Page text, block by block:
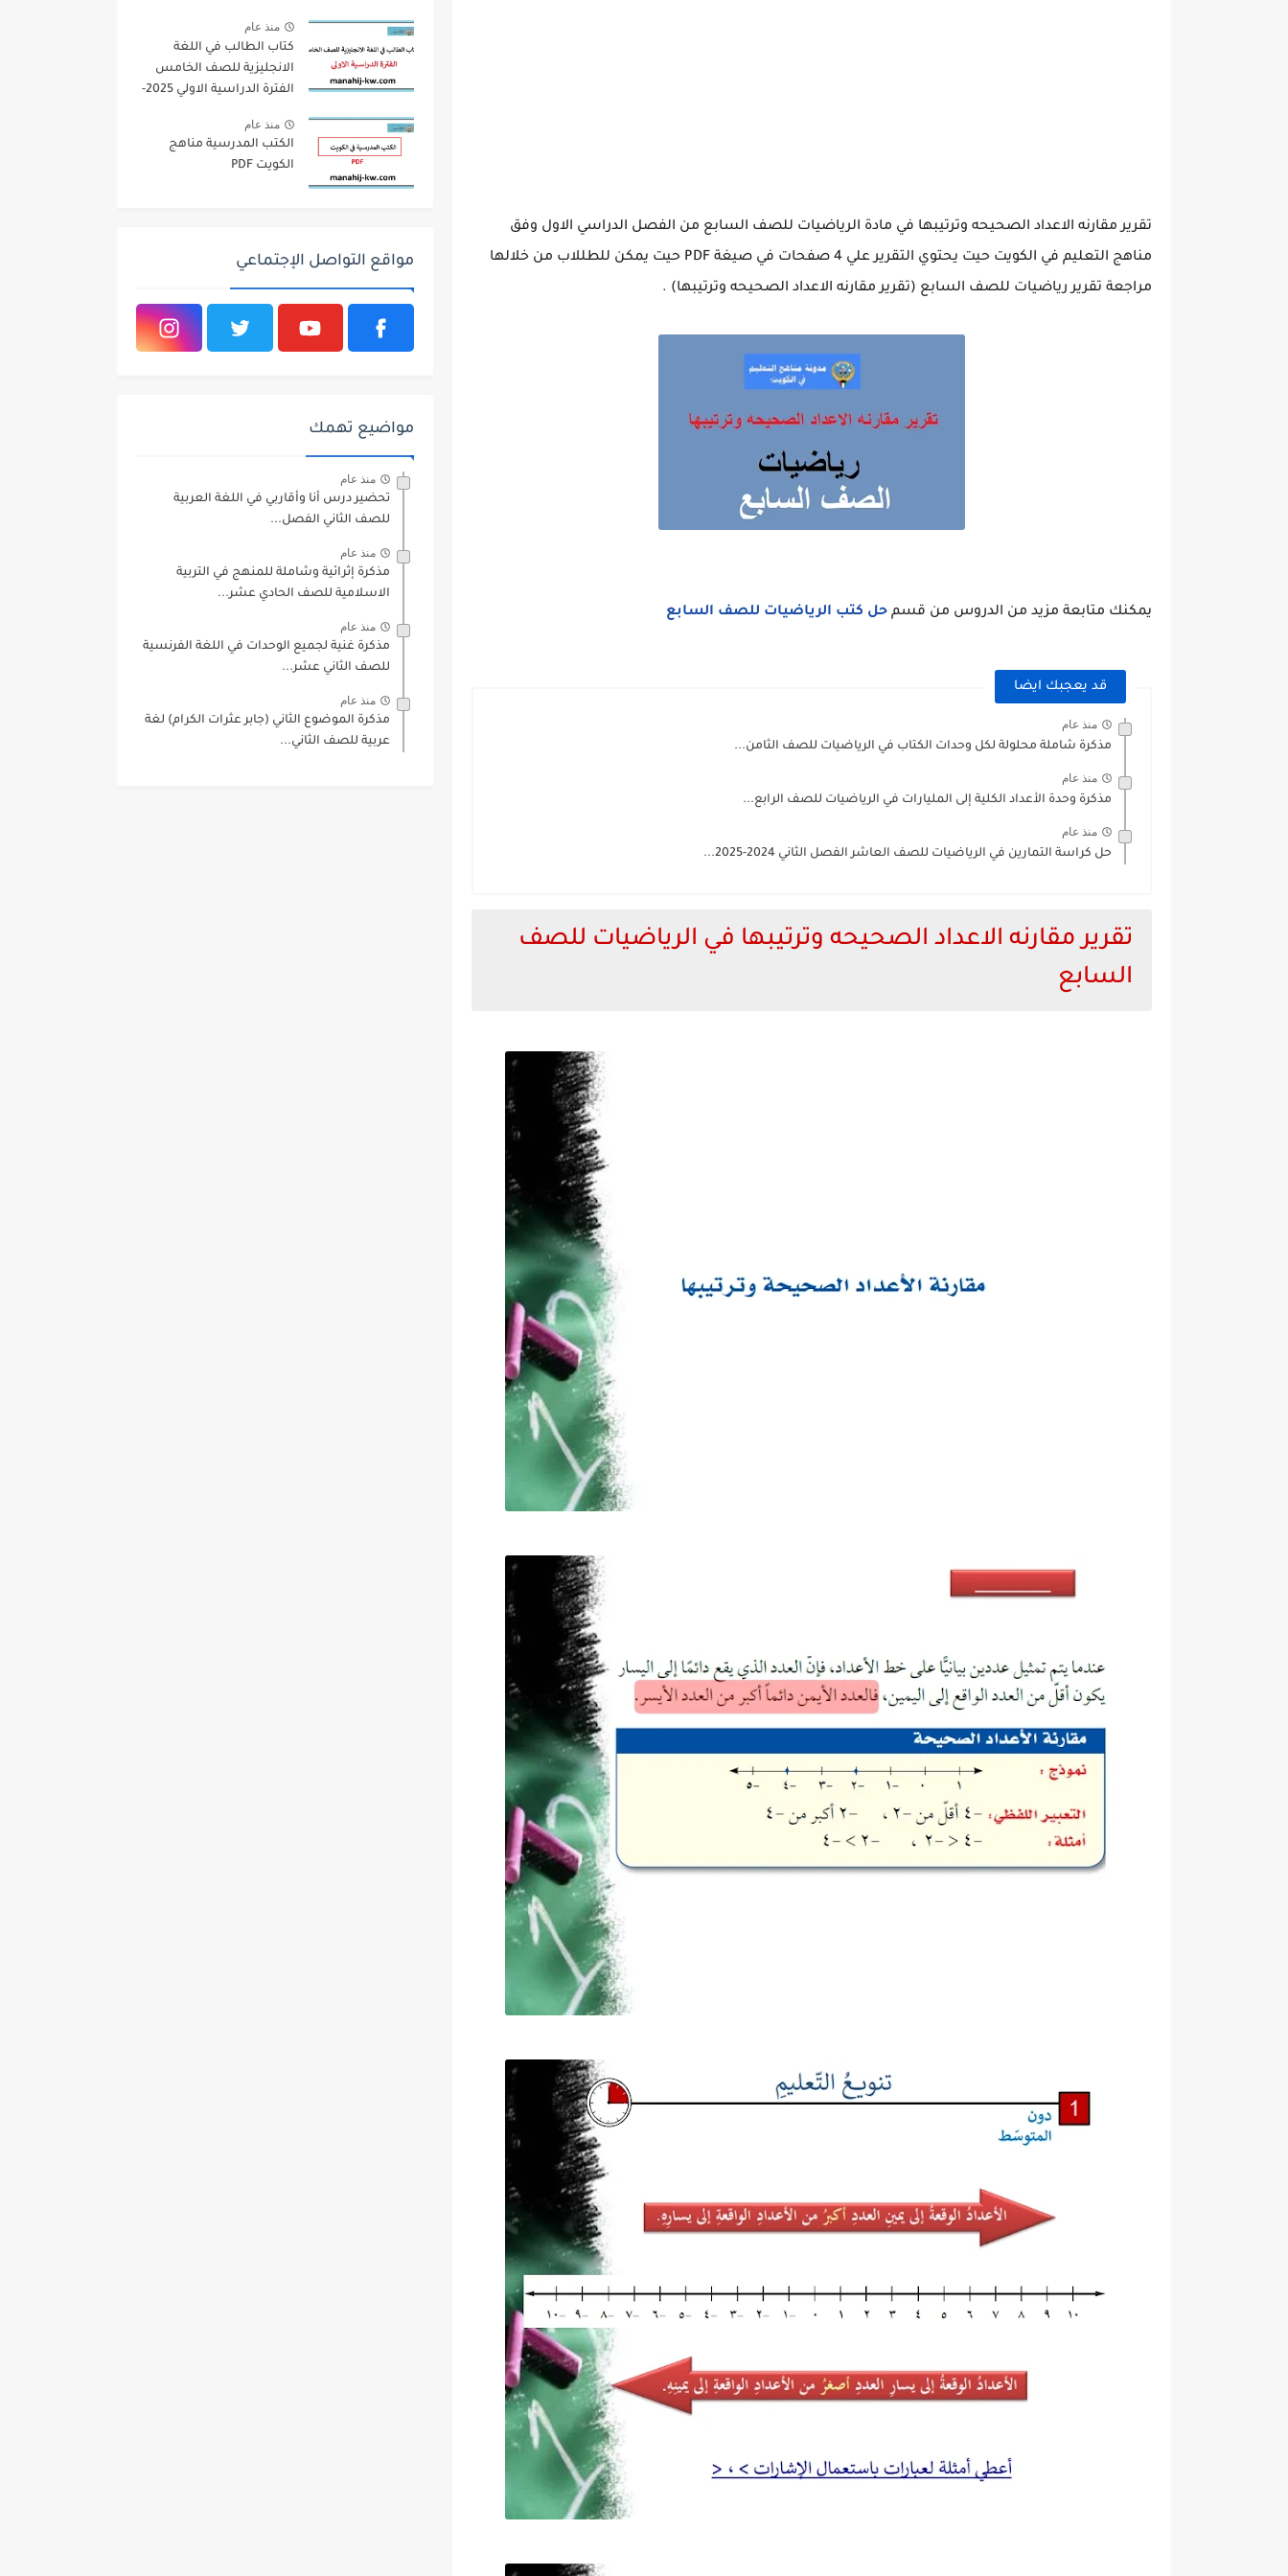
تقرير مقارنه الاعداد الصحيحه وترتيبها في مادة الرياضيات للصف السابع من الفصل الدراسي الاول وفق
مناهج التعليم في الكويت حيت يحتوي التقرير علي 4 صفحات في صيغة PDF حيت يمكن للطللاب من خلالها
مراجعة تقرير رياضيات للصف السابع (تقرير مقارنه الاعداد الصحيحه وترتيبها) .
يمكنك متابعة مزيد من الدروس من قسم حل كتب الرياضيات للصف السابع
قد يعجبك ايضا
منذ عام
مذكرة شاملة محلولة لكل وحدات الكتاب في الرياضيات للصف الثامن...
منذ عام
مذكرة وحدة الأعداد الكلية إلى المليارات في الرياضيات للصف الرابع...
منذ عام
حل كراسة التمارين في الرياضيات للصف العاشر الفصل الثاني 2024-2025...
تقرير مقارنه الاعداد الصحيحه وترتيبها في الرياضيات للصف
السابع
منذ عام
كتاب الطالب في اللغة
الانجليزية للصف الخامس
الفترة الدراسية الاولي 2025-
منذ عام
الكتب المدرسية مناهج
الكويت PDF
مواقع التواصل الإجتماعي
مواضيع تهمك
منذ عام
تحضير درس أنا وأقاربي في اللغة العربية
للصف الثاني الفصل...
منذ عام
مذكرة إثرائية وشاملة للمنهج في التربية
الاسلامية للصف الحادي عشر...
منذ عام
مذكرة غنية لجميع الوحدات في اللغة الفرنسية
للصف الثاني عشر...
منذ عام
مذكرة الموضوع الثاني (جابر عثرات الكرام) لغة
عربية للصف الثاني...